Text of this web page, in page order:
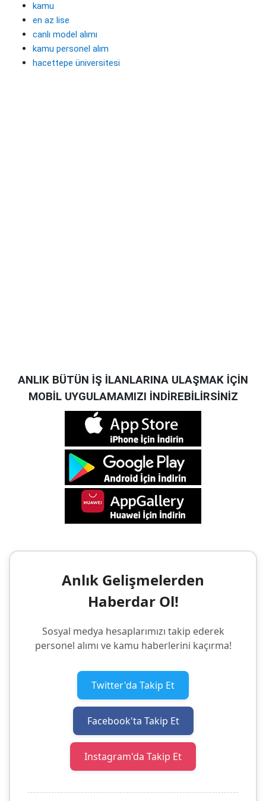
kamu
en az lise
canlı model alımı
kamu personel alım
hacettepe üniversitesi
ANLIK BÜTÜN İŞ İLANLARINA ULAŞMAK İÇİN
MOBİL UYGULAMAMIZI İNDİREBİLİRSİNİZ
Anlık Gelişmelerden
Haberdar Ol!
Sosyal medya hesaplarımızı takip ederek
personel alımı ve kamu haberlerini kaçırma!
Twitter'da Takip Et
Facebook'ta Takip Et
Instagram'da Takip Et